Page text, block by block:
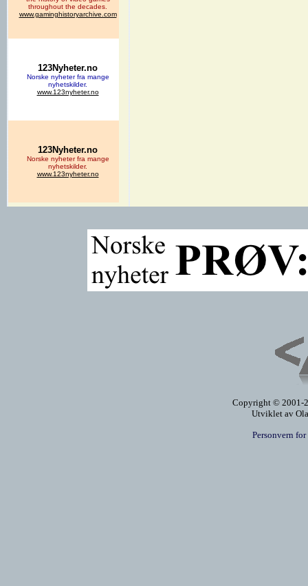
Copyright © 2001-
Utviklet av
Personvern